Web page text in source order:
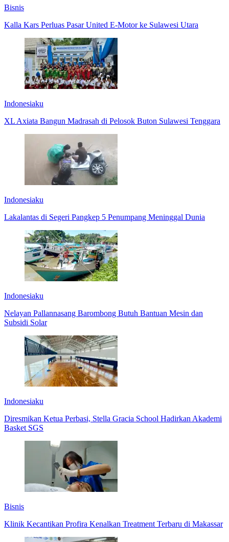
Bisnis
Kalla Kars Perluas Pasar United E-Motor ke Sulawesi Utara
Indonesiaku
XL Axiata Bangun Madrasah di Pelosok Buton Sulawesi Tenggara
Indonesiaku
Lakalantas di Segeri Pangkep 5 Penumpang Meninggal Dunia
Indonesiaku
Nelayan Pallannasang Barombong Butuh Bantuan Mesin dan
Subsidi Solar
Indonesiaku
Diresmikan Ketua Perbasi, Stella Gracia School Hadirkan Akademi
Basket SGS
Bisnis
Klinik Kecantikan Profira Kenalkan Treatment Terbaru di Makassar